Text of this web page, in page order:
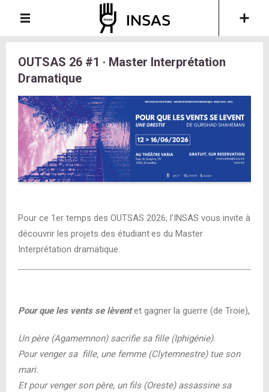
OUTSAS 26 #1 · Master Interprétation
Dramatique
Pour ce 1er temps des OUTSAS 2026, l’INSAS vous invite à
découvrir les projets des étudiant·es du Master
Interprétation dramatique.
Pour que les vents se lèventet gagner la guerre (de Troie),
Un père (Agamemnon) sacrifie sa fille (Iphigénie).
Pour venger sa fille, une femme (Clytemnestre) tue son
mari.
Et pour venger son père, un fils (Oreste) assassine sa